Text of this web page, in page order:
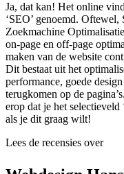
Ja, dat kan! Het online
‘SEO’ genoemd.
Zoekmachine
on-page en off-page
maken van de website
Dit bestaat uit het
performance, goede
terugkomen op de
erop dat je het
als je dit graag wilt!
Lees de recensies over